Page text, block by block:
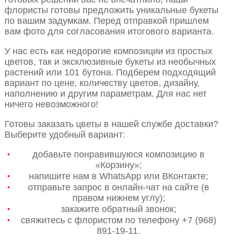
флористы готовы предложить уникальные букеты
по вашим задумкам. Перед отправкой пришлем
вам фото для согласования итогового варианта.
У нас есть как недорогие композиции из простых
цветов, так и эксклюзивные букеты из необычных
растений или 101 бутона. Подберем подходящий
вариант по цене, количеству цветов, дизайну,
наполнению и другим параметрам. Для нас нет
ничего невозможного!
Готовы заказать цветы в нашей службе доставки?
Выберите удобный вариант:
добавьте понравившуюся композицию в
«Корзину»;
напишите нам в WhatsApp или ВКонтакте;
отправьте запрос в онлайн-чат на сайте (в
правом нижнем углу);
закажите обратный звонок;
свяжитесь с флористом по телефону +7 (968)
891-19-11.